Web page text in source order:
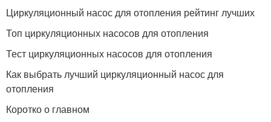
Циркуляционный насос для отопления рейтинг лучших
Топ циркуляционных насосов для отопления
Тест циркуляционных насосов для отопления
Как выбрать лучший циркуляционный насос для
отопления
Коротко о главном